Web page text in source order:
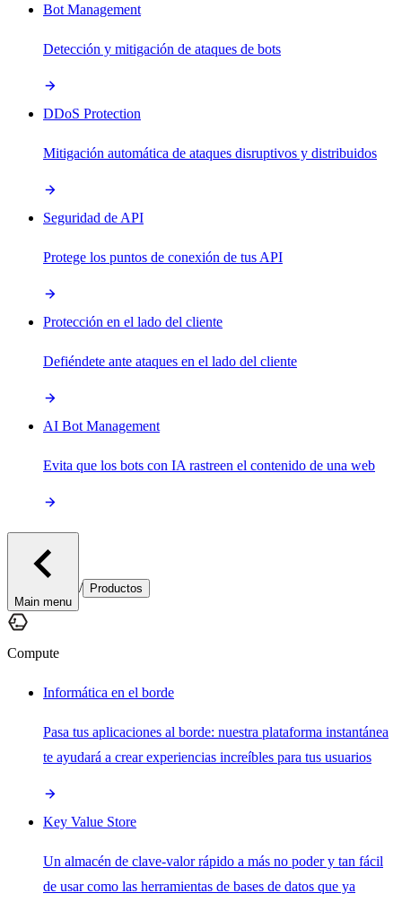
Bot Management
Detección y mitigación de ataques de bots
DDoS Protection
Mitigación automática de ataques disruptivos y distribuidos
Seguridad de API
Protege los puntos de conexión de tus API
Protección en el lado del cliente
Defiéndete ante ataques en el lado del cliente
AI Bot Management
Evita que los bots con IA rastreen el contenido de una web
Main menu
/ Productos
Compute
Informática en el borde
Pasa tus aplicaciones al borde: nuestra plataforma instantánea
te ayudará a crear experiencias increíbles para tus usuarios
Key Value Store
Un almacén de clave-valor rápido a más no poder y tan fácil
de usar como las herramientas de bases de datos que ya